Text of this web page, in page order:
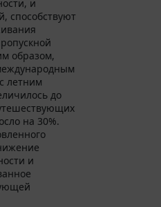
и
способствуют
образом,
летним
до
на 30%.
и